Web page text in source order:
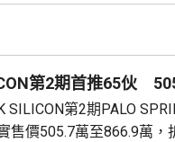
第2期首推65伙
SILICON第2期PALO
售價505.7萬至866.9萬